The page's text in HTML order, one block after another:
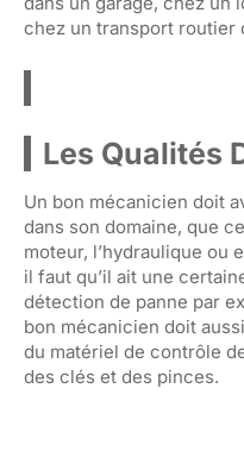
chez un transport routier
Les Qualités
Un bon mécanicien doit
dans son domaine, que
moteur, l’hydraulique ou
il faut qu’il ait une
détection de panne par
bon mécanicien doit
du matériel de contrôle
des clés et des pinces.